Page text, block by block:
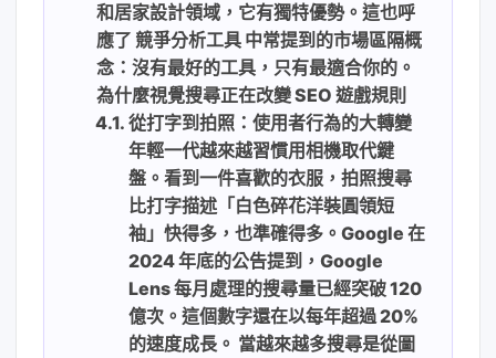
和居家設計領域，它有獨特優勢。這也呼
應了 競爭分析工具 中常提到的市場區隔概
念：沒有最好的工具，只有最適合你的。
為什麼視覺搜尋正在改變 SEO 遊戲規則
從打字到拍照：使用者行為的大轉變
年輕一代越來越習慣用相機取代鍵
盤。看到一件喜歡的衣服，拍照搜尋
比打字描述「白色碎花洋裝圓領短
袖」快得多，也準確得多。Google 在
2024 年底的公告提到，Google
Lens 每月處理的搜尋量已經突破 120
億次。這個數字還在以每年超過 20%
的速度成長。 當越來越多搜尋是從圖